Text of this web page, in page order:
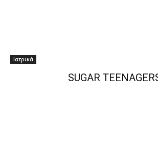
Ιατρικά
SUGAR